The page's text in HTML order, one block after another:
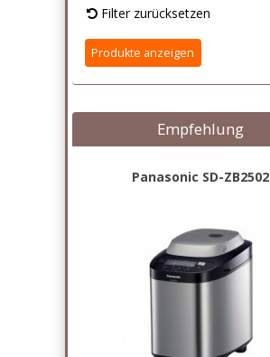
Filter zurücksetzen
Empfehlung
Panasonic SD-ZB2502